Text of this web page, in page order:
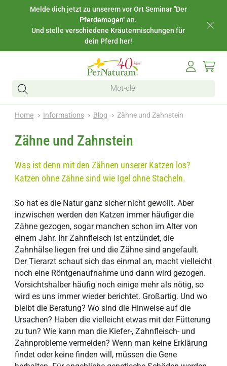
Melde dich jetzt zu unserem vor Ort Seminar "Der
Pferdemagen" an.
Und stelle verschiedene Kräutermischungen für
dein Pferd her!
Home Informations Blog Zähne und Zahnstein
Zähne und Zahnstein
Was ist denn mit den Zähnen unserer Katzen los?
Katzen ohne Zähne sind wie Igel ohne Stacheln.
So hat es die Natur ganz sicher nicht gewollt. Aber
inzwischen werden den Katzen immer häufiger die
Zähne gezogen, sogar manchen schon im Alter von
einem Jahr. Ihr Zahnfleisch ist entzündet, die
Zahnhälse liegen frei und die Zähne sind angefault.
Der Tierarzt schaut sich das einmal an, macht vielleicht
noch eine Röntgenaufnahme und dann wird gezogen.
Vorsichtshalber häufig noch einige mehr als nötig, so
wird es uns immer wieder berichtet. Großartig. Und wo
bleibt die Beratung? Wo sind die Hinweise auf die
Ursachen? Haben die vielleicht etwas mit der Fütterung
zu tun? Wie kann man die Kiefer-, Zahnfleisch- und
Zahnprobleme vermeiden? Wenn man keine Erklärung
findet oder keine finden will, müssen die Gene